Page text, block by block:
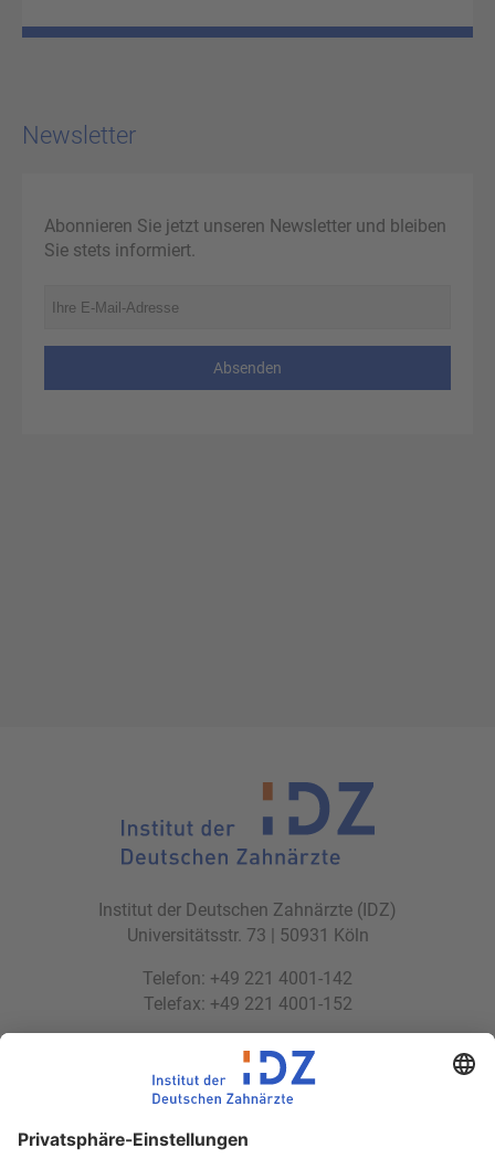
Newsletter
Abonnieren Sie jetzt unseren Newsletter und bleiben
Sie stets informiert.
Absenden
Institut der Deutschen Zahnärzte (IDZ)
Universitätsstr. 73 | 50931 Köln
Telefon: +49 221 4001-142
Telefax: +49 221 4001-152
idz(at)idz.institute
Web: www.idz.institute